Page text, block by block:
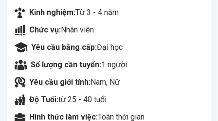
Kinh nghiệm:Từ 3 - 4 năm
Chức vụ:Nhân viên
Yêu cầu bằng cấp:Đại học
Số lượng cần tuyển:1 người
Yêu cầu giới tính:Nam, Nữ
Độ Tuổi:từ 25 - 40 tuổi
Hình thức làm việc:Toàn thời gian